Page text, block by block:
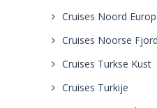
Cruises Noord
Cruises Noorse
Cruises Turkse Kust
Cruises Turkije